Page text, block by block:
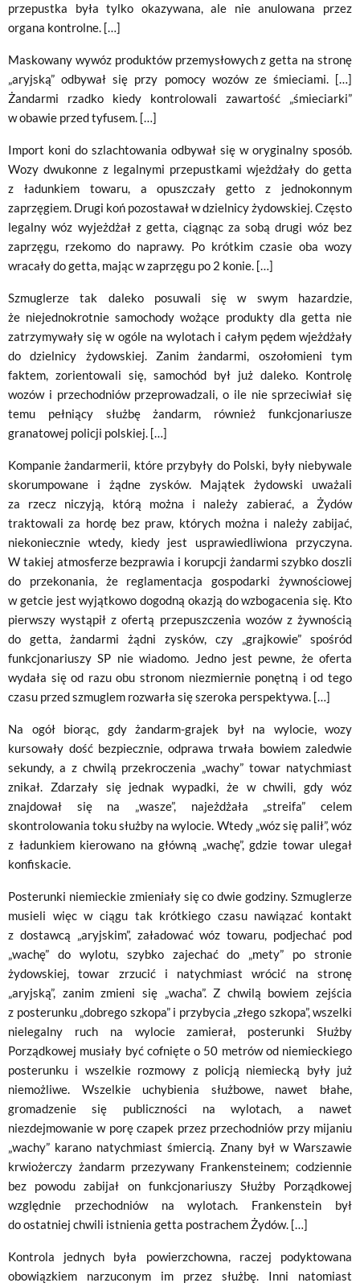
przepustka była tylko okazywana, ale nie anulowana przez
organa kontrolne. […]
Maskowany wywóz produktów przemysłowych z getta na stronę
„aryjską” odbywał się przy pomocy wozów ze śmieciami. […]
Żandarmi rzadko kiedy kontrolowali zawartość „śmieciarki”
w obawie przed tyfusem. […]
Import koni do szlachtowania odbywał się w oryginalny sposób.
Wozy dwukonne z legalnymi przepustkami wjeżdżały do getta
z ładunkiem towaru, a opuszczały getto z jednokonnym
zaprzęgiem. Drugi koń pozostawał w dzielnicy żydowskiej. Często
legalny wóz wyjeżdżał z getta, ciągnąc za sobą drugi wóz bez
zaprzęgu, rzekomo do naprawy. Po krótkim czasie oba wozy
wracały do getta, mając w zaprzęgu po 2 konie. […]
Szmuglerze tak daleko posuwali się w swym hazardzie,
że niejednokrotnie samochody wożące produkty dla getta nie
zatrzymywały się w ogóle na wylotach i całym pędem wjeżdżały
do dzielnicy żydowskiej. Zanim żandarmi, oszołomieni tym
faktem, zorientowali się, samochód był już daleko. Kontrolę
wozów i przechodniów przeprowadzali, o ile nie sprzeciwiał się
temu pełniący służbę żandarm, również funkcjonariusze
granatowej policji polskiej. […]
Kompanie żandarmerii, które przybyły do Polski, były niebywale
skorumpowane i żądne zysków. Majątek żydowski uważali
za rzecz niczyją, którą można i należy zabierać, a Żydów
traktowali za hordę bez praw, których można i należy zabijać,
niekoniecznie wtedy, kiedy jest usprawiedliwiona przyczyna.
W takiej atmosferze bezprawia i korupcji żandarmi szybko doszli
do przekonania, że reglamentacja gospodarki żywnościowej
w getcie jest wyjątkowo dogodną okazją do wzbogacenia się. Kto
pierwszy wystąpił z ofertą przepuszczenia wozów z żywnością
do getta, żandarmi żądni zysków, czy „grajkowie” spośród
funkcjonariuszy SP nie wiadomo. Jedno jest pewne, że oferta
wydała się od razu obu stronom niezmiernie ponętną i od tego
czasu przed szmuglem rozwarła się szeroka perspektywa. […]
Na ogół biorąc, gdy żandarm-grajek był na wylocie, wozy
kursowały dość bezpiecznie, odprawa trwała bowiem zaledwie
sekundy, a z chwilą przekroczenia „wachy” towar natychmiast
znikał. Zdarzały się jednak wypadki, że w chwili, gdy wóz
znajdował się na „wasze”, najeżdżała „streifa” celem
skontrolowania toku służby na wylocie. Wtedy „wóz się palił”, wóz
z ładunkiem kierowano na główną „wachę”, gdzie towar ulegał
konfiskacie.
Posterunki niemieckie zmieniały się co dwie godziny. Szmuglerze
musieli więc w ciągu tak krótkiego czasu nawiązać kontakt
z dostawcą „aryjskim”, załadować wóz towaru, podjechać pod
„wachę” do wylotu, szybko zajechać do „mety” po stronie
żydowskiej, towar zrzucić i natychmiast wrócić na stronę
„aryjską”, zanim zmieni się „wacha”. Z chwilą bowiem zejścia
z posterunku „dobrego szkopa” i przybycia „złego szkopa”, wszelki
nielegalny ruch na wylocie zamierał, posterunki Służby
Porządkowej musiały być cofnięte o 50 metrów od niemieckiego
posterunku i wszelkie rozmowy z policją niemiecką były już
niemożliwe. Wszelkie uchybienia służbowe, nawet błahe,
gromadzenie się publiczności na wylotach, a nawet
niezdejmowanie w porę czapek przez przechodniów przy mijaniu
„wachy” karano natychmiast śmiercią. Znany był w Warszawie
krwiożerczy żandarm przezywany Frankensteinem; codziennie
bez powodu zabijał on funkcjonariuszy Służby Porządkowej
względnie przechodniów na wylotach. Frankenstein był
do ostatniej chwili istnienia getta postrachem Żydów. […]
Kontrola jednych była powierzchowna, raczej podyktowana
obowiązkiem narzuconym im przez służbę. Inni natomiast